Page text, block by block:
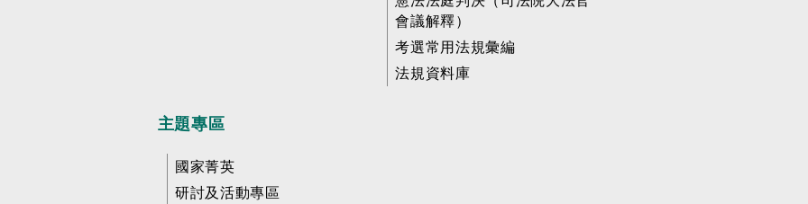
會議解釋）
考選常用法規彙編
法規資料庫
主題專區
國家菁英
研討及活動專區